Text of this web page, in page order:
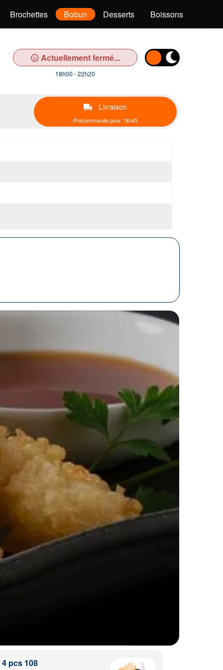
Brochettes Bobun Desserts Boissons
Actuellement fermé...
18h00 - 22h20
Livraison
Précommande pour 18h45
pcs 108